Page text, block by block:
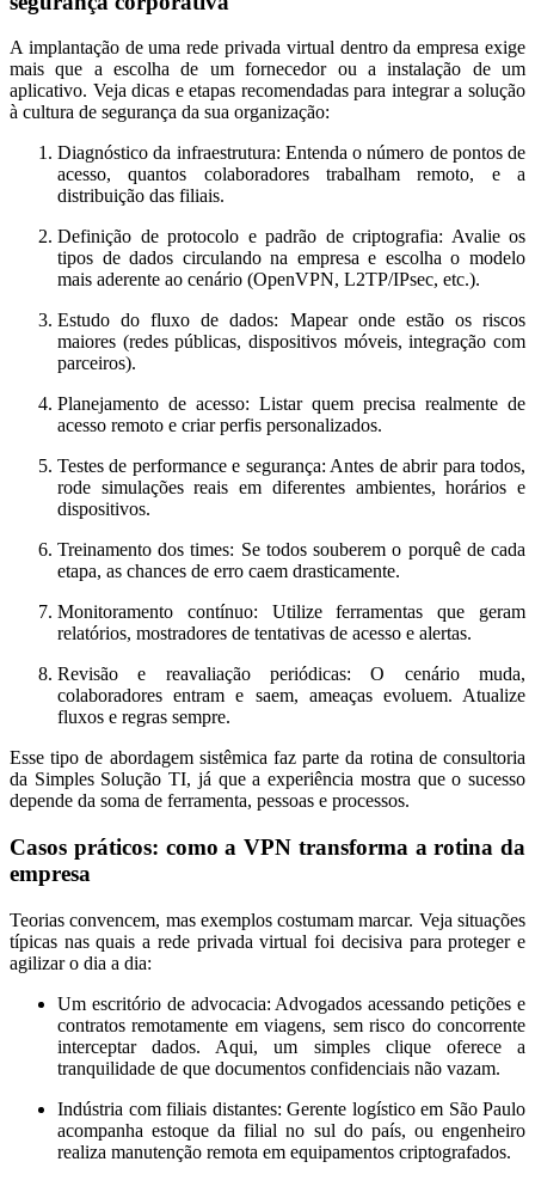
A implantação de uma rede privada virtual dentro da empresa exige
mais que a escolha de um fornecedor ou a instalação de um
aplicativo. Veja dicas e etapas recomendadas para integrar a solução
à cultura de segurança da sua organização:
Diagnóstico da infraestrutura: Entenda o número de pontos de
acesso, quantos colaboradores trabalham remoto, e a
distribuição das filiais.
Definição de protocolo e padrão de criptografia: Avalie os
tipos de dados circulando na empresa e escolha o modelo
mais aderente ao cenário (OpenVPN, L2TP/IPsec, etc.).
Estudo do fluxo de dados: Mapear onde estão os riscos
maiores (redes públicas, dispositivos móveis, integração com
parceiros).
Planejamento de acesso: Listar quem precisa realmente de
acesso remoto e criar perfis personalizados.
Testes de performance e segurança: Antes de abrir para todos,
rode simulações reais em diferentes ambientes, horários e
dispositivos.
Treinamento dos times: Se todos souberem o porquê de cada
etapa, as chances de erro caem drasticamente.
Monitoramento contínuo: Utilize ferramentas que geram
relatórios, mostradores de tentativas de acesso e alertas.
Revisão e reavaliação periódicas: O cenário muda,
colaboradores entram e saem, ameaças evoluem. Atualize
fluxos e regras sempre.
Esse tipo de abordagem sistêmica faz parte da rotina de consultoria
da Simples Solução TI, já que a experiência mostra que o sucesso
depende da soma de ferramenta, pessoas e processos.
Casos práticos: como a VPN transforma a rotina da
empresa
Teorias convencem, mas exemplos costumam marcar. Veja situações
típicas nas quais a rede privada virtual foi decisiva para proteger e
agilizar o dia a dia:
Um escritório de advocacia: Advogados acessando petições e
contratos remotamente em viagens, sem risco do concorrente
interceptar dados. Aqui, um simples clique oferece a
tranquilidade de que documentos confidenciais não vazam.
Indústria com filiais distantes: Gerente logístico em São Paulo
acompanha estoque da filial no sul do país, ou engenheiro
realiza manutenção remota em equipamentos criptografados.